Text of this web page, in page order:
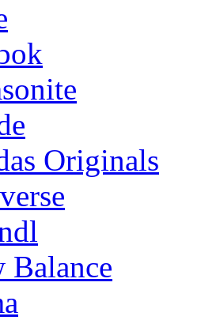
Originals
Balance